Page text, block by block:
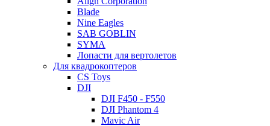
Blade
Nine Eagles
SAB GOBLIN
SYMA
Лопасти для вертолетов
Для квадрокоптеров
CS Toys
DJI
DJI F450 - F550
DJI Phantom 4
Mavic Air